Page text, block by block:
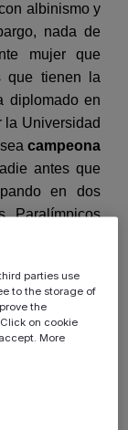
albinismo y
nada de
mujer que
que tienen la
diplomado en
la Universidad
campeona
antes que
en dos
Paralímpicos
sumó un
ninguna
en
hiciese.
Time
parties use
to the storage of
the
on cookie
More